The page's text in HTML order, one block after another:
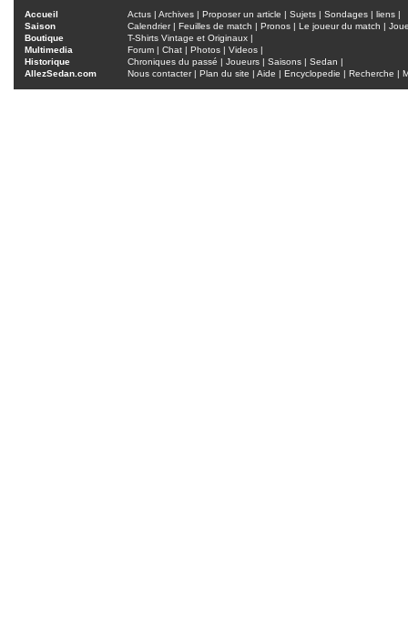
Accueil Actus | Archives | Proposer un article | Sujets | Sondages | liens |
Saison
Calendrier| Feuilles de match | Pronos | Le joueur du match |
Boutique
T-Shirts Vintage et Originaux |
Multimedia
Forum | Chat | Photos | Videos |
Historique
Chroniques du passé | Joueurs | Saisons | Sedan |
AllezSedan.com
Nous contacter| Plan du site | Aide | Encyclopedie | Recherche |